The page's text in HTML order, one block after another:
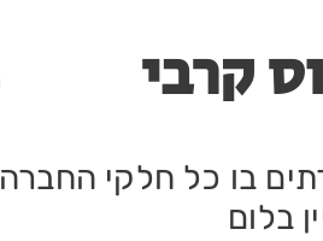
קרבי
בו כל חלקי החברה
בלום